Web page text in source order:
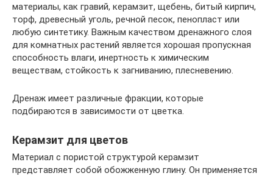
материалы, как гравий, керамзит, щебень, битый кирпич,
торф, древесный уголь, речной песок, пенопласт или
любую синтетику. Важным качеством дренажного слоя
для комнатных растений является хорошая пропускная
способность влаги, инертность к химическим
веществам, стойкость к загниванию, плесневению.
Дренаж имеет различные фракции, которые
подбираются в зависимости от цветка.
Керамзит для цветов
Материал с пористой структурой керамзит
представляет собой обожженную глину. Он применяется